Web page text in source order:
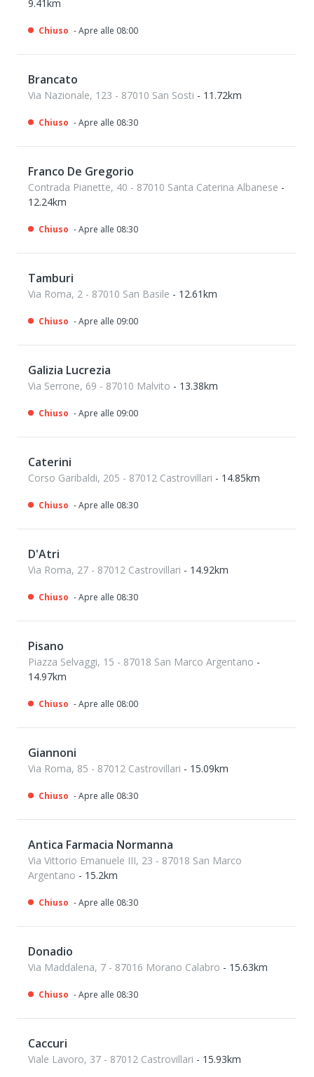
9.41km
Chiuso - Apre alle 08:00
Brancato
Via Nazionale, 123 - 87010 San Sosti - 11.72km
Chiuso - Apre alle 08:30
Franco De Gregorio
Contrada Pianette, 40 - 87010 Santa Caterina Albanese -
12.24km
Chiuso - Apre alle 08:30
Tamburi
Via Roma, 2 - 87010 San Basile - 12.61km
Chiuso - Apre alle 09:00
Galizia Lucrezia
Via Serrone, 69 - 87010 Malvito - 13.38km
Chiuso - Apre alle 09:00
Caterini
Corso Garibaldi, 205 - 87012 Castrovillari - 14.85km
Chiuso - Apre alle 08:30
D'Atri
Via Roma, 27 - 87012 Castrovillari - 14.92km
Chiuso - Apre alle 08:30
Pisano
Piazza Selvaggi, 15 - 87018 San Marco Argentano -
14.97km
Chiuso - Apre alle 08:00
Giannoni
Via Roma, 85 - 87012 Castrovillari - 15.09km
Chiuso - Apre alle 08:30
Antica Farmacia Normanna
Via Vittorio Emanuele III, 23 - 87018 San Marco
Argentano - 15.2km
Chiuso - Apre alle 08:30
Donadio
Via Maddalena, 7 - 87016 Morano Calabro - 15.63km
Chiuso - Apre alle 08:30
Caccuri
Viale Lavoro, 37 - 87012 Castrovillari - 15.93km